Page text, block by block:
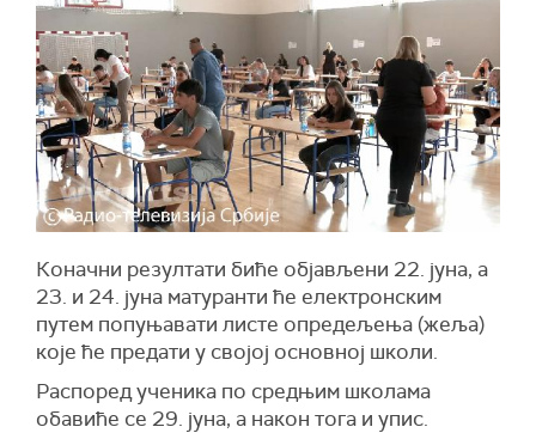
Коначни резултати биће објављени 22. јуна, а
23. и 24. јуна матуранти ће електронским
путем попуњавати листе опредељења (жеља)
које ће предати у својој основној школи.
Распоред ученика по средњим школама
обавиће се 29. јуна, а након тога и упис.